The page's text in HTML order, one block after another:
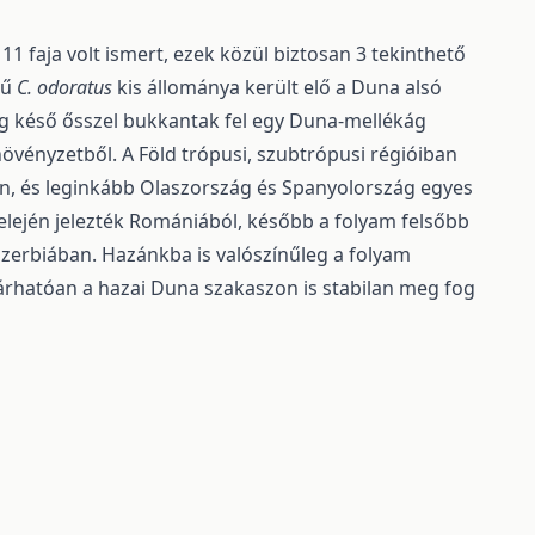
faja volt ismert, ezek közül biztosan 3 tekinthető
C. odoratus kis állo­mánya került elő a Duna alsó
késő ősszel bukkantak fel egy Duna-mellékág
A Föld trópusi, szubtrópusi régióiban
és leginkább Olaszország és Spanyolország egyes
jelezték Romániából, később a folyam felsőbb
Hazánkba is valószínűleg a folyam
a hazai Duna szakaszon is stabilan meg fog